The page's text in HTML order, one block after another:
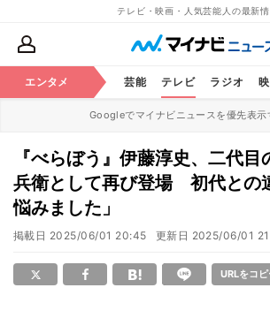
テレビ・映画・人気芸能人の最新
エンタメ 芸能 テレビ ラジオ
Googleでマイナビニュースを優先表示
『べらぼう』伊藤淳史、二代
兵衛として再び登場 初代との
悩みました」
掲載日 2025/06/01 20:45 更新日 2025/06/01
URLをコ